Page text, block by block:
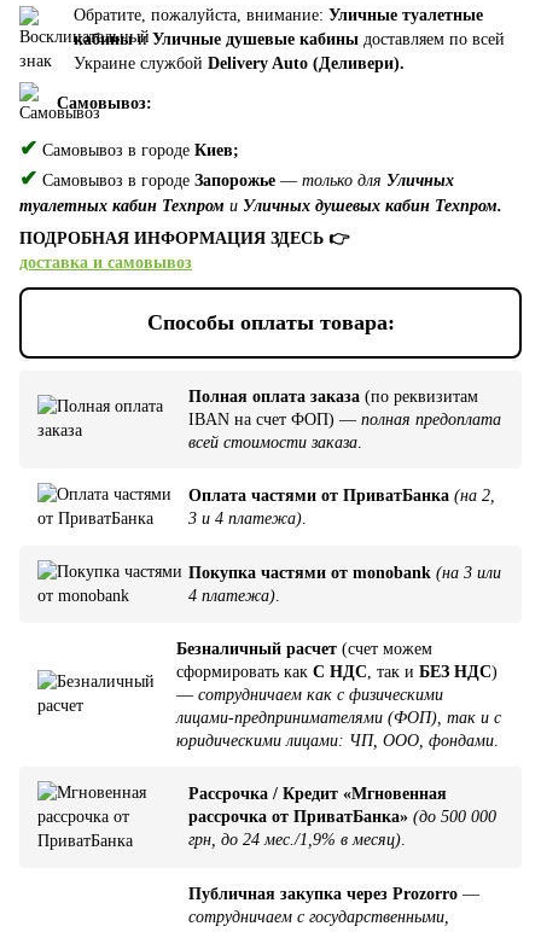
Обратите, пожалуйста, внимание: Уличные туалетные
кабиныи Уличные душевые кабины доставляем по всей
Украине службой Delivery Auto (Деливери).
Самовывоз:
✔ Самовывоз в городе Киев;
✔ Самовывоз в городе Запорожье — только для Уличных
туалетных кабин Техпром и Уличных душевых кабин Техпром.
ПОДРОБНАЯ ИНФОРМАЦИЯ ЗДЕСЬ 👉
доставка и самовывоз
Способы оплаты товара:
Полная оплата заказа (по реквизитам
IBAN на счет ФОП) — полная предоплата
всей стоимости заказа
Оплата частями от ПриватБанка (на 2,
3 и 4 платежа)
Покупка частями от monobank (на 3 или
4 платежа)
Безналичный расчет (счет можем
сформировать как С НДС , так и БЕЗ НДС)
— сотрудничаем как с физическими
лицами-предпринимателями (ФОП), так и с
юридическими лицами: ЧП, ООО, фондами
Рассрочка / Кредит «Мгновенная
рассрочка от ПриватБанка» (до 500 000
грн, до 24 мес./1,9% в месяц).
Публичная закупка через Prozorro —
сотрудничаем с государственными,